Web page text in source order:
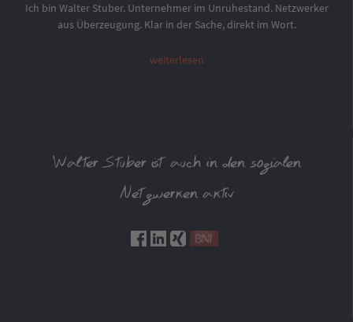
Ich bin Walter Stuber. Unternehmer im Unruhestand. Netzwerker
aus Überzeugung. Klar in der Sache, direkt im Wort.
weiterlesen
Walter Stuber ist auch in den sozialen
Netzwerken aktiv